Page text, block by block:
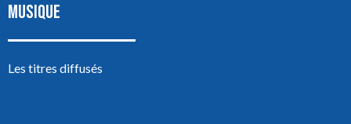
MUSIQUE
Les titres diffusés